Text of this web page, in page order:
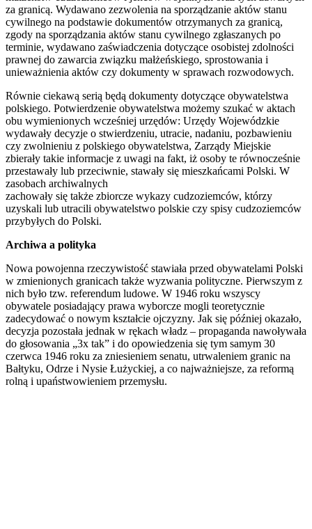
za granicą. Wydawano zezwolenia na sporządzanie aktów stanu
cywilnego na podstawie dokumentów otrzymanych za granicą,
zgody na sporządzania aktów stanu cywilnego zgłaszanych po
terminie, wydawano zaświadczenia dotyczące osobistej zdolności
prawnej do zawarcia związku małżeńskiego, sprostowania i
unieważnienia aktów czy dokumenty w sprawach rozwodowych.
Równie ciekawą serią będą dokumenty dotyczące obywatelstwa
polskiego. Potwierdzenie obywatelstwa możemy szukać w aktach
obu wymienionych wcześniej urzędów: Urzędy Wojewódzkie
wydawały decyzje o stwierdzeniu, utracie, nadaniu, pozbawieniu
czy zwolnieniu z polskiego obywatelstwa, Zarządy Miejskie
zbierały takie informacje z uwagi na fakt, iż osoby te równocześnie
przestawały lub przeciwnie, stawały się mieszkańcami Polski. W
zasobach archiwalnych
zachowały się także zbiorcze wykazy cudzoziemców, którzy
uzyskali lub utracili obywatelstwo polskie czy spisy cudzoziemców
przybyłych do Polski.
Archiwa a polityka
Nowa powojenna rzeczywistość stawiała przed obywatelami Polski
w zmienionych granicach także wyzwania polityczne. Pierwszym z
nich było tzw. referendum ludowe. W 1946 roku wszyscy
obywatele posiadający prawa wyborcze mogli teoretycznie
zadecydować o nowym kształcie ojczyzny. Jak się później okazało,
decyzja pozostała jednak w rękach władz – propaganda nawoływała
do głosowania „3x tak” i do opowiedzenia się tym samym 30
czerwca 1946 roku za zniesieniem senatu, utrwaleniem granic na
Bałtyku, Odrze i Nysie Łużyckiej, a co najważniejsze, za reformą
rolną i upaństwowieniem przemysłu.